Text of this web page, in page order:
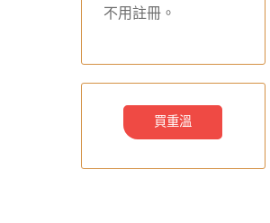
不用註冊。
買重溫